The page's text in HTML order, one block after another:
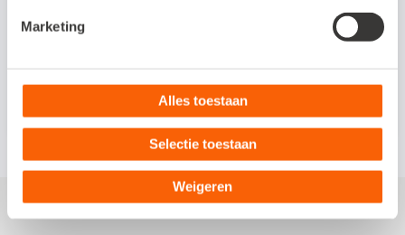
Marketing
Alles toestaan
Selectie toestaan
Weigeren
accounts of gegevens. In dit artikel op het
Kennisplein lees je wat MFA is, hoe het
werkt enhoe je MFA instelt.